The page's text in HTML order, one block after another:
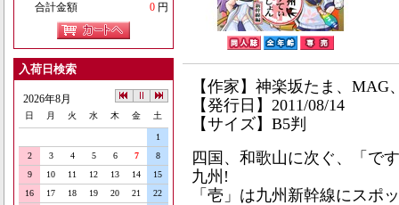
合計金額
0 円
入荷日検索
2026年8月
日 月 火 水 木 金 土
1
2
3 4 5 6 7
8
9
10 11 12 13 14
15
16
17 18 19 20 21
22
【作家】神楽坂たま、MAG
【発行日】2011/08/14
【サイズ】B5判
四国、和歌山に次ぐ、「で
九州!
「壱」は九州新幹線にスポ